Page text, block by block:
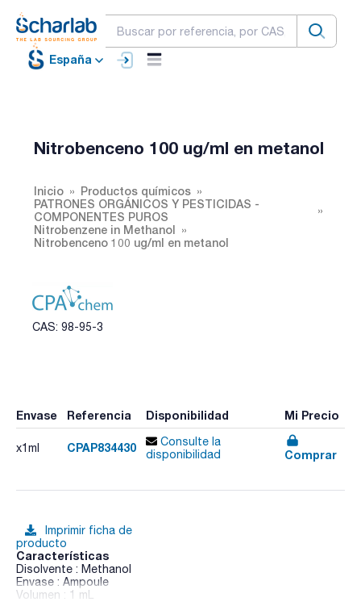
España
Nitrobenceno 100 ug/ml en metanol
Inicio
Productos químicos
PATRONES ORGÁNICOS Y PESTICIDAS -
COMPONENTES PUROS
Nitrobenzene in Methanol
Nitrobenceno 100 ug/ml en metanol
CAS: 98-95-3
Envase Referencia Disponibilidad Mi Precio
x1ml CPAP834430
Consulte la
disponibilidad
Comprar
Imprimir ficha de
producto
Características
Disolvente : Methanol
Envase : Ampoule
Volumen : 1 mL